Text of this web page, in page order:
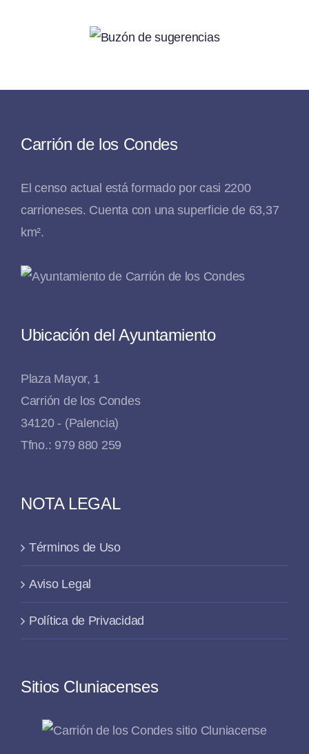
Carrión de los Condes
El censo actual está formado por casi 2200
carrioneses. Cuenta con una superficie de 63,37
km².
Ubicación del Ayuntamiento
Plaza Mayor, 1
Carrión de los Condes
34120 - (Palencia)
Tfno.: 979 880 259
NOTA LEGAL
Términos de Uso
Aviso Legal
Política de Privacidad
Sitios Cluniacenses